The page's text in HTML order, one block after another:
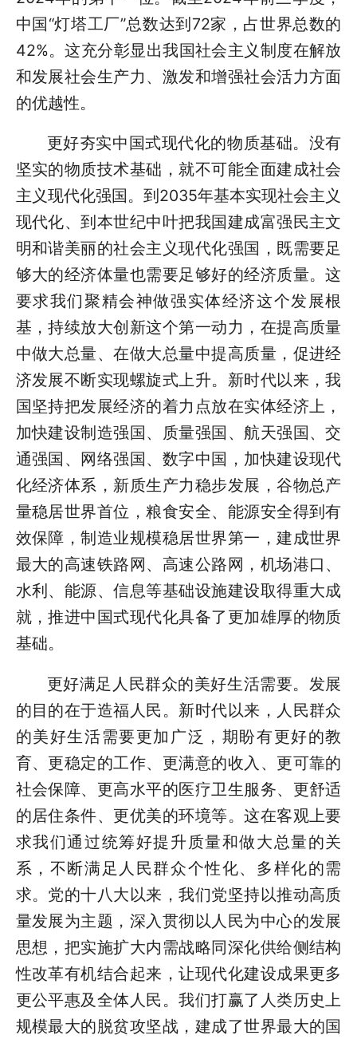
中国“灯塔工厂”总数达到72家，占世界总数的
42%。这充分彰显出我国社会主义制度在解放
和发展社会生产力、激发和增强社会活力方面
的优越性。
更好夯实中国式现代化的物质基础。没有
坚实的物质技术基础，就不可能全面建成社会
主义现代化强国。到2035年基本实现社会主义
现代化、到本世纪中叶把我国建成富强民主文
明和谐美丽的社会主义现代化强国，既需要足
够大的经济体量也需要足够好的经济质量。这
要求我们聚精会神做强实体经济这个发展根
基，持续放大创新这个第一动力，在提高质量
中做大总量、在做大总量中提高质量，促进经
济发展不断实现螺旋式上升。新时代以来，我
国坚持把发展经济的着力点放在实体经济上，
加快建设制造强国、质量强国、航天强国、交
通强国、网络强国、数字中国，加快建设现代
化经济体系，新质生产力稳步发展，谷物总产
量稳居世界首位，粮食安全、能源安全得到有
效保障，制造业规模稳居世界第一，建成世界
最大的高速铁路网、高速公路网，机场港口、
水利、能源、信息等基础设施建设取得重大成
就，推进中国式现代化具备了更加雄厚的物质
基础。
更好满足人民群众的美好生活需要。发展
的目的在于造福人民。新时代以来，人民群众
的美好生活需要更加广泛，期盼有更好的教
育、更稳定的工作、更满意的收入、更可靠的
社会保障、更高水平的医疗卫生服务、更舒适
的居住条件、更优美的环境等。这在客观上要
求我们通过统筹好提升质量和做大总量的关
系，不断满足人民群众个性化、多样化的需
求。党的十八大以来，我们党坚持以推动高质
量发展为主题，深入贯彻以人民为中心的发展
思想，把实施扩大内需战略同深化供给侧结构
性改革有机结合起来，让现代化建设成果更多
更公平惠及全体人民。我们打赢了人类历史上
规模最大的脱贫攻坚战，建成了世界最大的国